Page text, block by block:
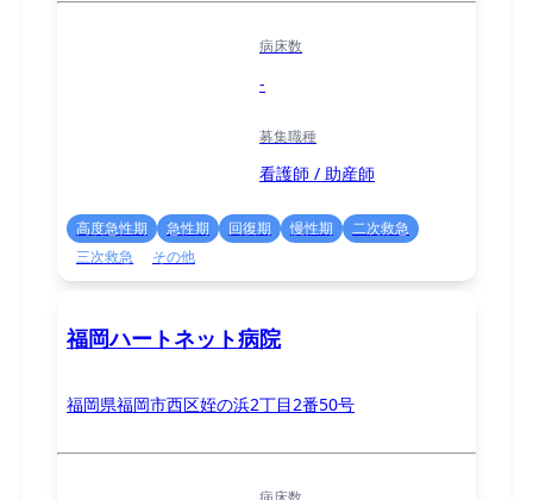
病床数
-
募集職種
看護師 / 助産師
高度急性期 急性期 回復期 慢性期
二次救急
三次救急
その他
福岡ハートネット病院
福岡県福岡市西区姪の浜2丁目2番50号